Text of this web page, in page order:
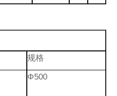
规格
Φ500